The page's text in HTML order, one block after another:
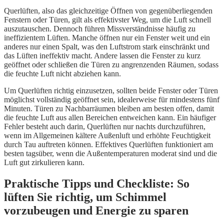
Querlüften, also das gleichzeitige Öffnen von gegenüberliegenden
Fenstern oder Türen, gilt als effektivster Weg, um die Luft schnell
auszutauschen. Dennoch führen Missverständnisse häufig zu
ineffizientem Lüften. Manche öffnen nur ein Fenster weit und ein
anderes nur einen Spalt, was den Luftstrom stark einschränkt und
das Lüften ineffektiv macht. Andere lassen die Fenster zu kurz
geöffnet oder schließen die Türen zu angrenzenden Räumen, sodass
die feuchte Luft nicht abziehen kann.
Um Querlüften richtig einzusetzen, sollten beide Fenster oder Türen
möglichst vollständig geöffnet sein, idealerweise für mindestens fünf
Minuten. Türen zu Nachbarräumen bleiben am besten offen, damit
die feuchte Luft aus allen Bereichen entweichen kann. Ein häufiger
Fehler besteht auch darin, Querlüften nur nachts durchzuführen,
wenn im Allgemeinen kältere Außenluft und erhöhte Feuchtigkeit
durch Tau auftreten können. Effektives Querlüften funktioniert am
besten tagsüber, wenn die Außentemperaturen moderat sind und die
Luft gut zirkulieren kann.
Praktische Tipps und Checkliste: So
lüften Sie richtig, um Schimmel
vorzubeugen und Energie zu sparen